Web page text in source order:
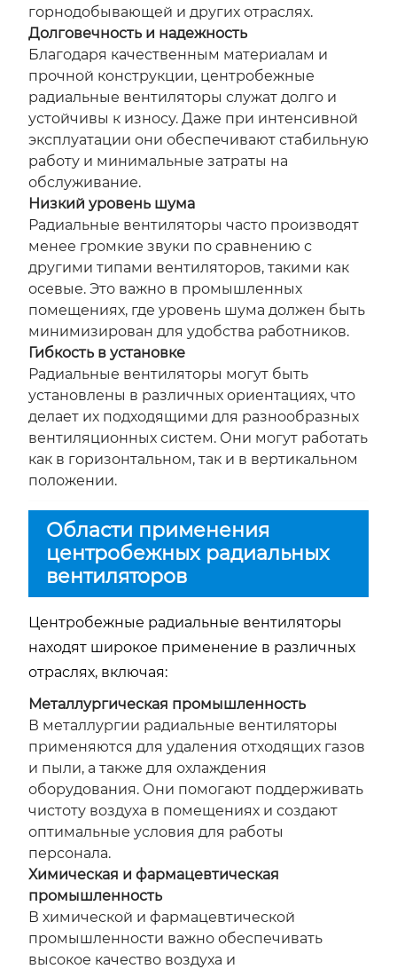
горнодобывающей и других отраслях.
Долговечность и надежность
Благодаря качественным материалам и
прочной конструкции, центробежные
радиальные вентиляторы служат долго и
устойчивы к износу. Даже при интенсивной
эксплуатации они обеспечивают стабильную
работу и минимальные затраты на
обслуживание.
Низкий уровень шума
Радиальные вентиляторы часто производят
менее громкие звуки по сравнению с
другими типами вентиляторов, такими как
осевые. Это важно в промышленных
помещениях, где уровень шума должен быть
минимизирован для удобства работников.
Гибкость в установке
Радиальные вентиляторы могут быть
установлены в различных ориентациях, что
делает их подходящими для разнообразных
вентиляционных систем. Они могут работать
как в горизонтальном, так и в вертикальном
положении.
Области применения
центробежных радиальных
вентиляторов
Центробежные радиальные вентиляторы
находят широкое применение в различных
отраслях, включая:
Металлургическая промышленность
В металлургии радиальные вентиляторы
применяются для удаления отходящих газов
и пыли, а также для охлаждения
оборудования. Они помогают поддерживать
чистоту воздуха в помещениях и создают
оптимальные условия для работы
персонала.
Химическая и фармацевтическая
промышленность
В химической и фармацевтической
промышленности важно обеспечивать
высокое качество воздуха и